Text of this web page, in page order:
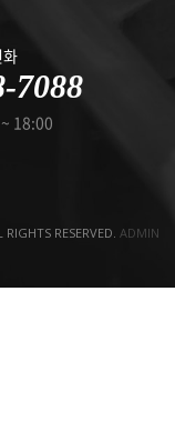
7088
18:00
RESERVED. ADMIN